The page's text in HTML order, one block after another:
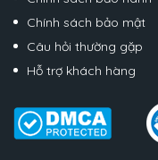
Chính sách bảo mật
Câu hỏi thường gặp
Hỗ trợ khách hàng